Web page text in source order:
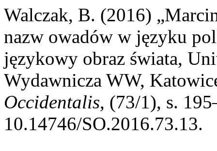
Walczak, B. (2016)
nazw owadów w języku
językowy obraz świata,
Wydawnicza WW,
Occidentalis, (73/1), s.
10.14746/SO.2016.73.13.